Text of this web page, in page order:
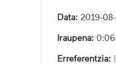
Data: 2019-
Iraupena:
Erreferentzia: